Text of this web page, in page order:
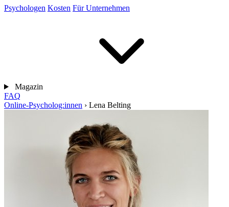
Psychologen Kosten Für Unternehmen
Magazin
FAQ
Online-Psycholog:innen › Lena Belting